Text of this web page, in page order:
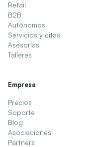
Retail
B2B
Autónomos
Servicios y citas
Asesorías
Talleres
Empresa
Precios
Soporte
Blog
Asociaciones
Partners